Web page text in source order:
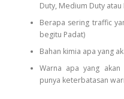
Duty, Medium Duty atau
Berapa sering traffic
begitu Padat)
Bahan kimia apa yang
Warna apa yang akan
punya keterbatasan